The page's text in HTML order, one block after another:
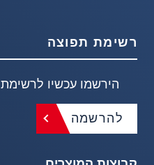
רשימת תפוצה
הירשמו עכשיו
להרשמה